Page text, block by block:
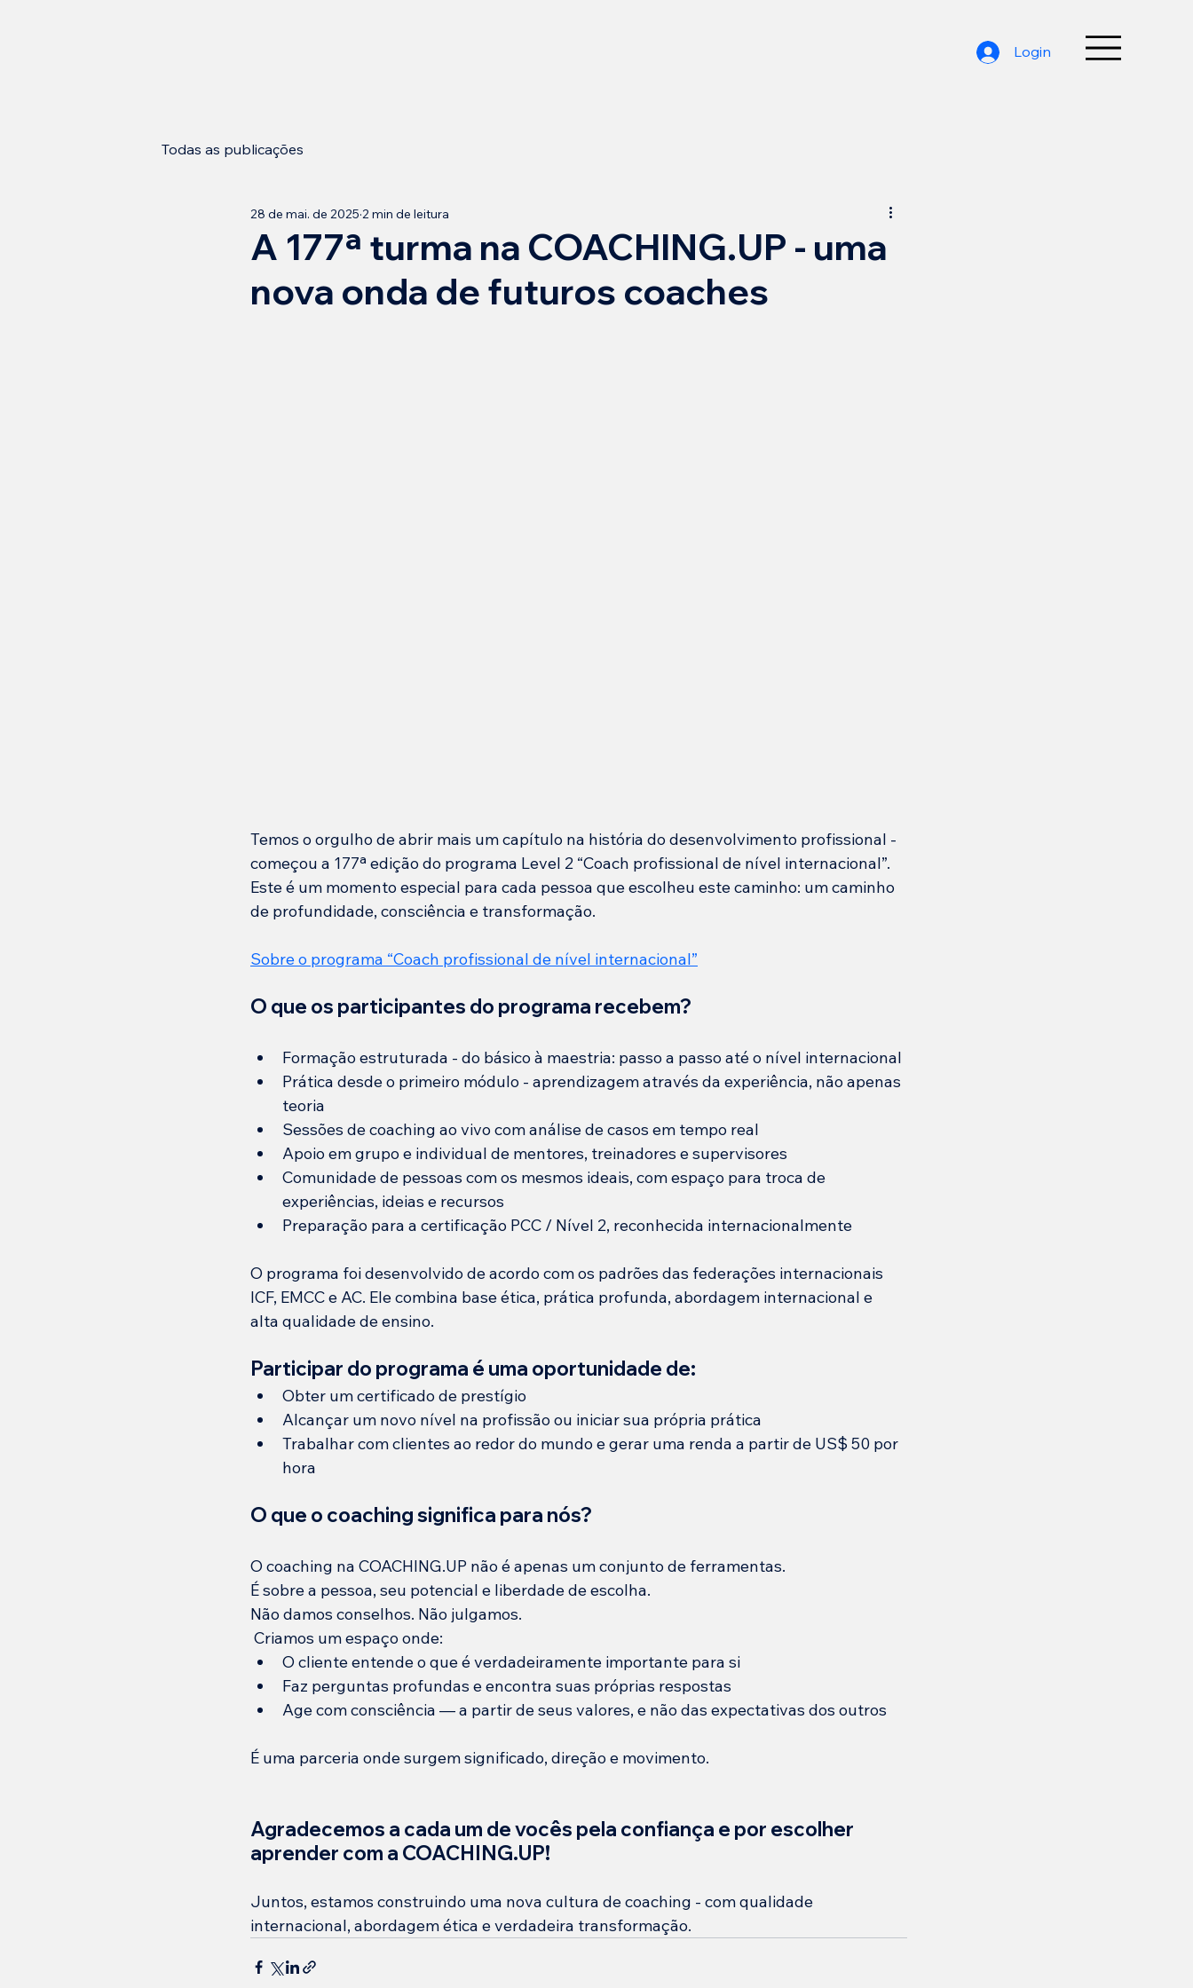
Login
Todas as publicações
A 177ª turma na COACHING.UP - uma
nova onda de futuros coaches
28 de mai. de 2025 2 min de leitura
Temos o orgulho de abrir mais um capítulo na história do desenvolvimento profissional -
começou a 177ª edição do programa Level 2 “Coach profissional de nível internacional”.
Este é um momento especial para cada pessoa que escolheu este caminho: um caminho
de profundidade, consciência e transformação.
Sobre o programa “Coach profissional de nível internacional”
O que os participantes do programa recebem?
Formação estruturada - do básico à maestria: passo a passo até o nível internacional
Prática desde o primeiro módulo - aprendizagem através da experiência, não apenas
teoria
Sessões de coaching ao vivo com análise de casos em tempo real
Apoio em grupo e individual de mentores, treinadores e supervisores
Comunidade de pessoas com os mesmos ideais, com espaço para troca de
experiências, ideias e recursos
Preparação para a certificação PCC / Nível 2, reconhecida internacionalmente
O programa foi desenvolvido de acordo com os padrões das federações internacionais
ICF, EMCC e AC. Ele combina base ética, prática profunda, abordagem internacional e
alta qualidade de ensino.
Participar do programa é uma oportunidade de:
Obter um certificado de prestígio
Alcançar um novo nível na profissão ou iniciar sua própria prática
Trabalhar com clientes ao redor do mundo e gerar uma renda a partir de US$ 50 por
hora
O que o coaching significa para nós?
O coaching na COACHING.UP não é apenas um conjunto de ferramentas.
É sobre a pessoa, seu potencial e liberdade de escolha.
Não damos conselhos. Não julgamos.
Criamos um espaço onde:
O cliente entende o que é verdadeiramente importante para si
Faz perguntas profundas e encontra suas próprias respostas
Age com consciência — a partir de seus valores, e não das expectativas dos outros
É uma parceria onde surgem significado, direção e movimento.
Agradecemos a cada um de vocês pela confiança e por escolher
aprender com a COACHING.UP!
Juntos, estamos construindo uma nova cultura de coaching - com qualidade
internacional, abordagem ética e verdadeira transformação.